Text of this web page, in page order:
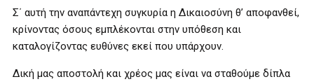
Σ΄ αυτή την αναπάντεχη συγκυρία η Δικαιοσύνη θ’ αποφανθεί,
κρίνοντας όσους εμπλέκονται στην υπόθεση και
καταλογίζοντας ευθύνες εκεί που υπάρχουν.
Δική μας αποστολή και χρέος μας είναι να σταθούμε δίπλα